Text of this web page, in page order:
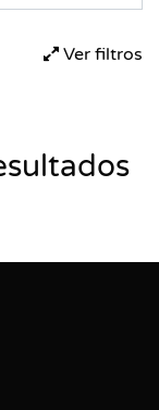
Ver filtros